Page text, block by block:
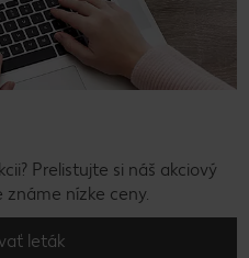
Prelistujte si náš akciový
nízke ceny.
leták